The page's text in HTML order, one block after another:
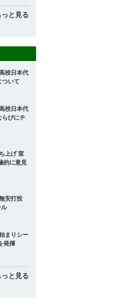
っと見る
校日本代
ついて
校日本代
らびにチ
上げ 室
的に意見
安打投
まりシー
発揮
っと見る